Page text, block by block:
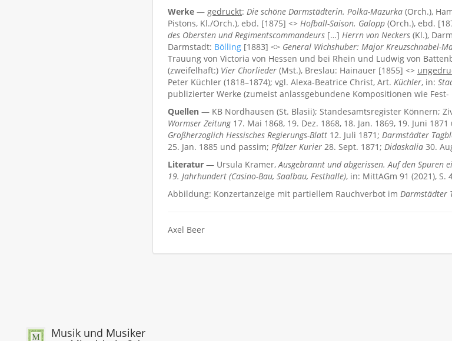
Werke — gedruckt: Die schöne Darmstädterin. Polka-Mazurka (Orch.),
Pistons, Kl./Orch.), ebd. [1875] <> Hofball-Saison. Galopp (Orch.), ebd.
des Obersten und Regimentscommandeurs […] Herrn von Neckers (Kl.),
Darmstadt: Bölling [1883] <> General Wichshuber: Major Kreuzschnabel-
Trauung von Victoria von Hessen und bei Rhein und Ludwig von
(zweifelhaft:) Vier Chorlieder (Mst.), Breslau: Hainauer [1855] <>
Peter Küchler (1818–1874); vgl. Alexa-Beatrice Christ, Art. Küchler, in:
publizierter Werke (zumeist anlassgebundene Kompositionen wie
Quellen — KB Nordhausen (St. Blasii); Standesamtsregister Könnern;
Wormser Zeitung17. Mai 1868, 19. Dez. 1868, 18. Jan. 1869, 19. Juni
Großherzoglich Hessisches Regierungs-Blatt 12. Juli 1871; Darmstädter
25. Jan. 1885 und passim; Pfälzer Kurier 28. Sept. 1871; Didaskalia 30.
Literatur — Ursula Kramer,Ausgebrannt und abgerissen. Auf den
19. Jahrhundert (Casino-Bau, Saalbau, Festhalle), in: MittAGm 91 (2021), S.
Abbildung: Konzertanzeige mit partiellem Rauchverbot im Darmstädter
Axel Beer
Musik und Musiker